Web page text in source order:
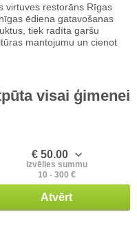
virtuves restorāns Rīgas
ēdiena gatavošanas
tiek radīta garšu
mantojumu un cienot
visai ģimenei
€ 50.00
Izvēlies summu
10 - 300 €
Atvērt